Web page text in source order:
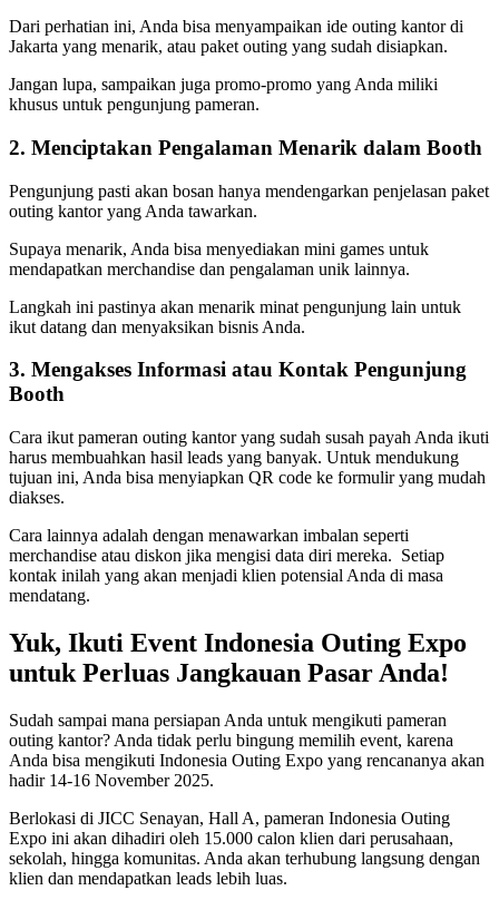
Dari perhatian ini, Anda bisa menyampaikan ide outing kantor di
Jakarta yang menarik, atau paket outing yang sudah disiapkan.
Jangan lupa, sampaikan juga promo-promo yang Anda miliki
khusus untuk pengunjung pameran.
2. Menciptakan Pengalaman Menarik dalam Booth
Pengunjung pasti akan bosan hanya mendengarkan penjelasan paket
outing kantor yang Anda tawarkan.
Supaya menarik, Anda bisa menyediakan mini games untuk
mendapatkan merchandise dan pengalaman unik lainnya.
Langkah ini pastinya akan menarik minat pengunjung lain untuk
ikut datang dan menyaksikan bisnis Anda.
3. Mengakses Informasi atau Kontak Pengunjung
Booth
Cara ikut pameran outing kantor yang sudah susah payah Anda ikuti
harus membuahkan hasil leads yang banyak. Untuk mendukung
tujuan ini, Anda bisa menyiapkan QR code ke formulir yang mudah
diakses.
Cara lainnya adalah dengan menawarkan imbalan seperti
merchandise atau diskon jika mengisi data diri mereka. Setiap
kontak inilah yang akan menjadi klien potensial Anda di masa
mendatang.
Yuk, Ikuti Event Indonesia Outing Expo
untuk Perluas Jangkauan Pasar Anda!
Sudah sampai mana persiapan Anda untuk mengikuti pameran
outing kantor? Anda tidak perlu bingung memilih event, karena
Anda bisa mengikuti Indonesia Outing Expo yang rencananya akan
hadir 14-16 November 2025.
Berlokasi di JICC Senayan, Hall A, pameran Indonesia Outing
Expo ini akan dihadiri oleh 15.000 calon klien dari perusahaan,
sekolah, hingga komunitas. Anda akan terhubung langsung dengan
klien dan mendapatkan leads lebih luas.